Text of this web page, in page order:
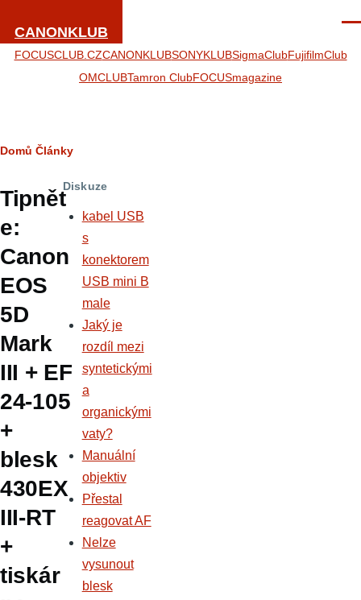
CANONKLUB
FOCUSCLUB.CZCANONKLUBSONYKLUBSigmaClubFujifilmClub
OMCLUBTamron ClubFOCUSmagazine
Drobečková
navigace
Domů Články
Tipnět
e:
Canon
EOS
5D
Mark
III + EF
24-105
+
blesk
430EX
III-RT
+
tiskár
Diskuze
kabel USB
s
konektorem
USB mini B
male
Jaký je
rozdíl mezi
syntetickými
a
organickými
vaty?
Manuální
objektiv
Přestal
reagovat AF
Nelze
vysunout
blesk